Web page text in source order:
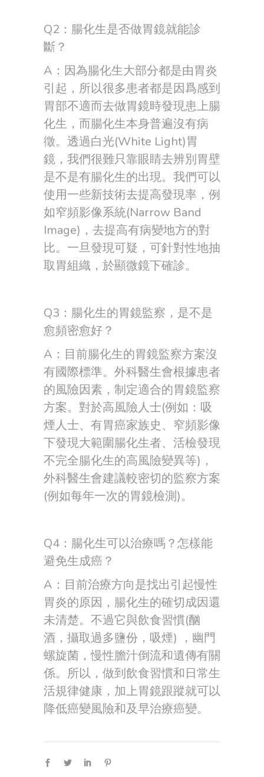
Q2：腸化生是否做胃鏡就能診
斷？
A：因為腸化生大部分都是由胃炎
引起，所以很多患者都是因爲感到
胃部不適而去做胃鏡時發現患上腸
化生，而腸化生本身普遍沒有病
徵。透過白光(White Light)胃
鏡，我們很難只靠眼睛去辨別胃壁
是不是有腸化生的出現。我們可以
使用一些新技術去提高發現率，例
如窄頻影像系統(Narrow Band
Image)，去提高有病變地方的對
比。一旦發現可疑，可針對性地抽
取胃組織，於顯微鏡下確診。
Q3：腸化生的胃鏡監察，是不是
愈頻密愈好？
A：目前腸化生的胃鏡監察方案沒
有國際標準。外科醫生會根據患者
的風險因素，制定適合的胃鏡監察
方案。對於高風險人士(例如：吸
煙人士、有胃癌家族史、窄頻影像
下發現大範圍腸化生者、活檢發現
不完全腸化生的高風險變異等)，
外科醫生會建議較密切的監察方案
(例如每年一次的胃鏡檢測)。
Q4：腸化生可以治療嗎？怎樣能
避免生成癌？
A：目前治療方向是找出引起慢性
胃炎的原因，腸化生的確切成因還
未清楚。不過它與飲食習慣(酗
酒，攝取過多鹽份，吸煙) ，幽門
螺旋菌，慢性膽汁倒流和遺傳有關
係。所以，做到飲食習慣和日常生
活規律健康，加上胃鏡跟蹤就可以
降低癌變風險和及早治療癌變。